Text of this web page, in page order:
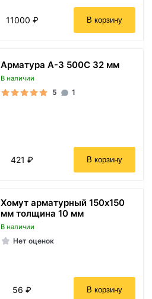
11000 ₽ В корзину
Арматура А-3 500С 32 мм
В наличии
5 1
421 ₽ В корзину
Хомут арматурный 150х150
мм толщина 10 мм
В наличии
Нет оценок
56 ₽ В корзину